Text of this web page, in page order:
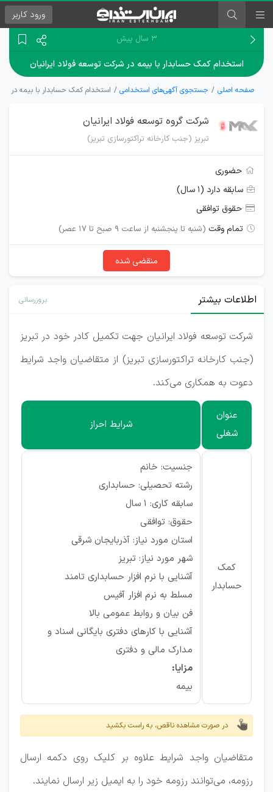
ورود کاربر
۳ سال پیش
استخدام کمک حسابدار با بیمه در شرکت توسعه فولاد ایرانیان
صفحه اصلی جستجوی آگهی‌های استخدامی استخدام کمک حسابدار با بیمه در
شرکت گروه توسعه فولاد ایرانیان
تبریز (جنب کارخانه تراکتورسازی تبریز)
حضوری
سابقه دارد (۱ سال)
حقوق توافقی
تمام وقت (شنبه تا پنجشنبه از ساعت 9 صبح تا 17 عصر)
منقضی شده
اطلاعات بیشتر بروزرسانی
شرکت توسعه فولاد ایرانیان جهت تکمیل کادر خود در تبریز
(جنب کارخانه تراکتورسازی تبریز) از متقاضیان واجد شرایط
دعوت به همکاری می‌کند.
عنوان
شغلی
شرایط احراز
کمک
حسابدار
جنسیت: خانم
رشته تحصیلی: حسابداری
سابقه کاری: 1 سال
حقوق: توافقی
استان مورد نیاز: آذربایجان شرقی
شهر مورد نیاز: تبریز
آشنایی با نرم افزار حسابداری تامند
مسلط به نرم افزار آفیس
فن بیان و روابط عمومی بالا
آشنایی با کارهای دفتری بایگانی اسناد و
مدارک مالی و دفتری
مزایا:
بیمه
در صورت مشاهده ناقص، به راست بکشید
متقاضیان واجد شرایط علاوه بر کلیک روی دکمه ارسال
رزومه، می‌توانند رزومه خود را به ایمیل زیر ارسال نمایند.